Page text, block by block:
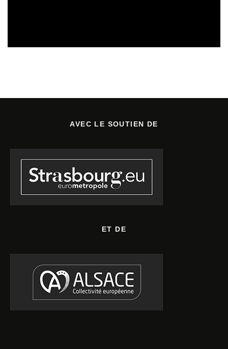
AVEC LE SOUTIEN DE
ET DE